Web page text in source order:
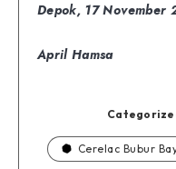
Depok, 17 November
April Hamsa
Cerelac Bubur